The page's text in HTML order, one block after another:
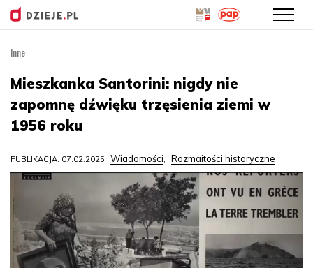
treści
Inne
Mieszkanka Santorini: nigdy nie
zapomnę dźwięku trzęsienia ziemi w
1956 roku
PUBLIKACJA: 07.02.2025 Wiadomości, Rozmaitości historyczne